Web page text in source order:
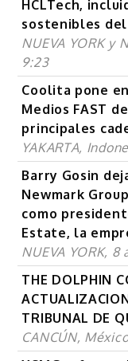
HCLTech,
sostenibles del
NUEVA YORK y
9:23
Coolita pone
Medios FAST
principales
YAKARTA,
Barry Gosin
Newmark
como
Estate, la
NUEVA YORK,
THE DOLPHIN
TRIBUNAL DE
CANCÚN,